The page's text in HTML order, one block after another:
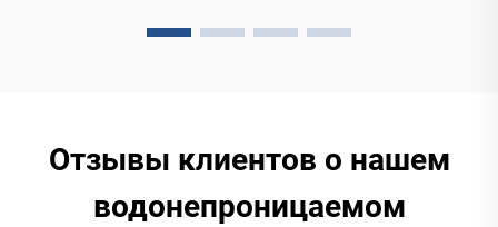
Отзывы клиентов о нашем
водонепроницаемом